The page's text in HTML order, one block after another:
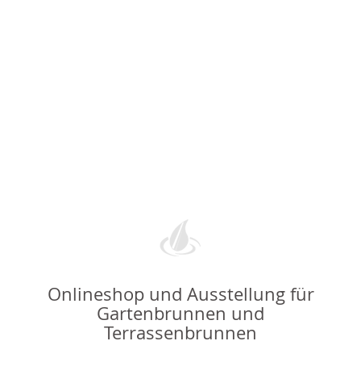
Onlineshop und Ausstellung für
Gartenbrunnen und
Terrassenbrunnen